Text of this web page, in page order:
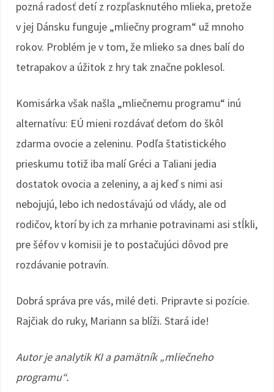
pozná radosť detí z rozpľasknutého mlieka, pretože
v jej Dánsku funguje „mliečny program“ už mnoho
rokov. Problém je v tom, že mlieko sa dnes balí do
tetrapakov a úžitok z hry tak značne poklesol.
Komisárka však našla „mliečnemu programu“ inú
alternatívu: EÚ mieni rozdávať deťom do škôl
zdarma ovocie a zeleninu. Podľa štatistického
prieskumu totiž iba malí Gréci a Taliani jedia
dostatok ovocia a zeleniny, a aj keď s nimi asi
nebojujú, lebo ich nedostávajú od vlády, ale od
rodičov, ktorí by ich za mrhanie potravinami asi stĺkli,
pre šéfov v komisii je to postačujúci dôvod pre
rozdávanie potravín.
Dobrá správa pre vás, milé deti. Pripravte si pozície.
Rajčiak do ruky, Mariann sa blíži. Stará ide!
Autor je analytik KI a pamätník „mliečneho
programu“.